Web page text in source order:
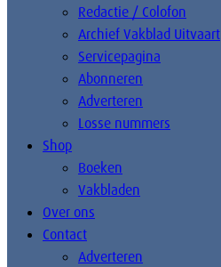
Redactie / Colofon
Archief Vakblad Uitvaart
Servicepagina
Abonneren
Adverteren
Losse nummers
Shop
Boeken
Vakbladen
Over ons
Contact
Adverteren